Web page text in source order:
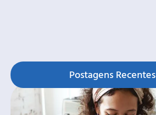
Postagens Recentes